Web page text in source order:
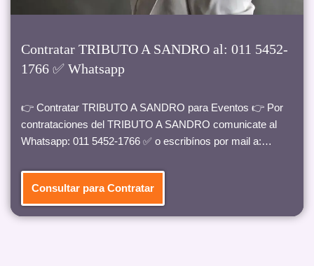
Contratar TRIBUTO A SANDRO al: 011 5452-
1766 ✅ Whatsapp
👉 Contratar TRIBUTO A SANDRO para Eventos 👉 Por
contrataciones del TRIBUTO A SANDRO comunicate al
Whatsapp: 011 5452-1766 ✅ o escribínos por mail a:…
Consultar para Contratar